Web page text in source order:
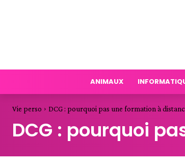
ANIMAUX
Vie perso DCG : pourquoi pas une formation à
DCG : pourquoi